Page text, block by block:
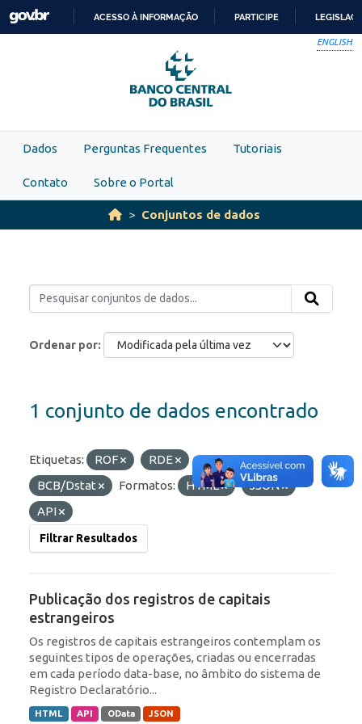
Skip to main content
PARA
O
CONTEÚDO
ACESSO À INFORMAÇÃO PARTICIPE
ENGLISH
Dados Perguntas Frequentes Tutoriais
Contato Sobre o Portal
Conjuntos de dados
Ordenar por
1 conjunto de dados encontrado
Etiquetas: ROF RDE
Organizações:
BCB/Dstat
Formatos: HTML
JSON
API
Filtrar Resultados
Publicação dos registros de capitais
estrangeiros
Os registros de capitais estrangeiros contemplam os
seguintes tipos de operações, criadas ou encerradas
em cada período data-base, no âmbito do sistema de
Registro Declaratório...
HTML API OData JSON